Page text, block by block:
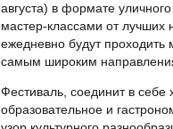
августа) в формате
мастер-классами от лучших
ежедневно будут проходить
самым широким
Фестиваль, соединит в себе
образовательное и